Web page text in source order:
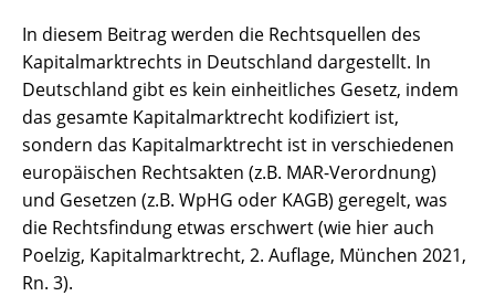
In diesem Beitrag werden die Rechtsquellen des
Kapitalmarktrechts in Deutschland dargestellt. In
Deutschland gibt es kein einheitliches Gesetz, indem
das gesamte Kapitalmarktrecht kodifiziert ist,
sondern das Kapitalmarktrecht ist in verschiedenen
europäischen Rechtsakten (z.B. MAR-Verordnung)
und Gesetzen (z.B. WpHG oder KAGB) geregelt, was
die Rechtsfindung etwas erschwert (wie hier auch
Poelzig, Kapitalmarktrecht, 2. Auflage, München 2021,
Rn. 3).